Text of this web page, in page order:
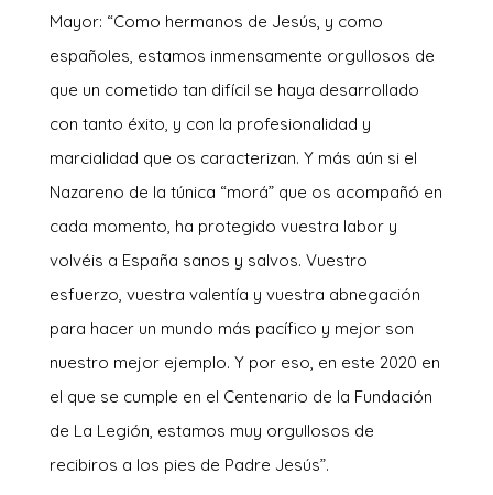
Mayor: “Como hermanos de Jesús, y como
españoles, estamos inmensamente orgullosos de
que un cometido tan difícil se haya desarrollado
con tanto éxito, y con la profesionalidad y
marcialidad que os caracterizan. Y más aún si el
Nazareno de la túnica “morá” que os acompañó en
cada momento, ha protegido vuestra labor y
volvéis a España sanos y salvos. Vuestro
esfuerzo, vuestra valentía y vuestra abnegación
para hacer un mundo más pacífico y mejor son
nuestro mejor ejemplo. Y por eso, en este 2020 en
el que se cumple en el Centenario de la Fundación
de La Legión, estamos muy orgullosos de
recibiros a los pies de Padre Jesús”.